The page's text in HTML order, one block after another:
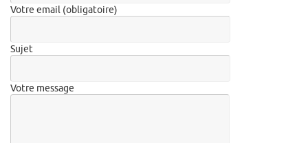
Votre email (obligatoire)
Sujet
Votre message